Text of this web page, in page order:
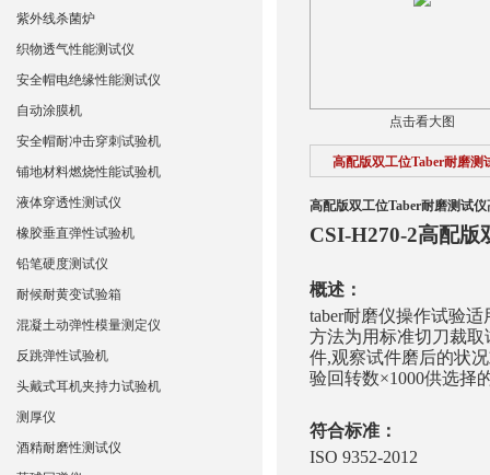
点击看大图
高配版双工位Taber耐磨测
高配版双工位Taber耐磨测试仪
CSI-H270-2高配版
概述：
taber耐磨仪操作试验
方法为用标准切刀裁
件,观察试件磨后的状
验回转数×1000供选择
符合标准：
ISO 9352-2012
紫外线杀菌炉
织物透气性能测试仪
安全帽电绝缘性能测试仪
自动涂膜机
安全帽耐冲击穿刺试验机
铺地材料燃烧性能试验机
液体穿透性测试仪
橡胶垂直弹性试验机
铅笔硬度测试仪
耐候耐黄变试验箱
混凝土动弹性模量测定仪
反跳弹性试验机
头戴式耳机夹持力试验机
测厚仪
酒精耐磨性测试仪